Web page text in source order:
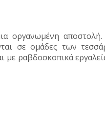
οργανωμένη
σε ομάδες των
ραβδοσκοπικά